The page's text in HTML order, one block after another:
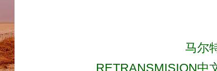
马尔
RETRANSMISION中